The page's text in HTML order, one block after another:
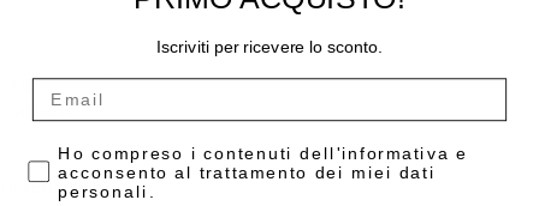
COD:60603042
Categoria: Compositi
Descrizione
Iscriviti per ricevere lo sconto.
Privacy Policy
Ho compreso i contenuti dell'informativa e
acconsento al trattamento dei miei dati
personali.